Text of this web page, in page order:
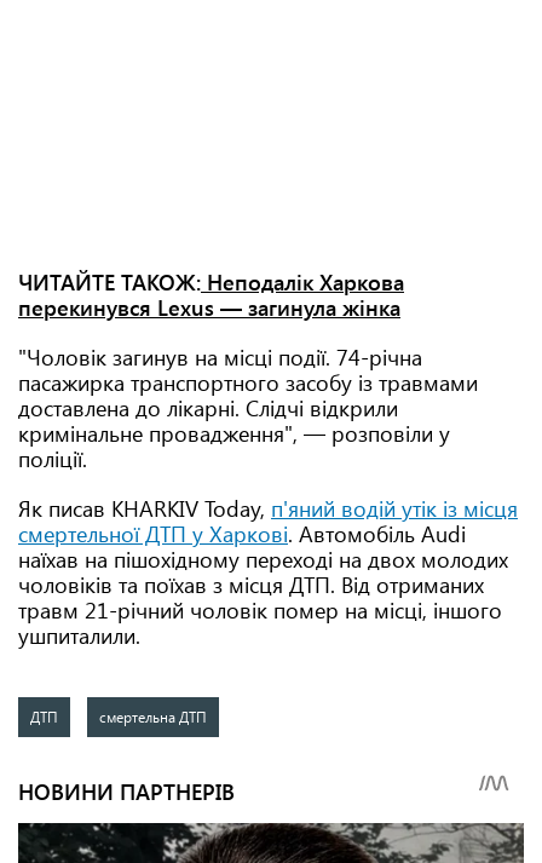
ЧИТАЙТЕ ТАКОЖ: Неподалік Харкова
перекинувся Lexus — загинула жінка
"Чоловік загинув на місці події. 74-річна
пасажирка транспортного засобу із травмами
доставлена до лікарні. Слідчі відкрили
кримінальне провадження", — розповіли у
поліції.
Як писав KHARKIV Today, п'яний водій утік із місця
смертельної ДТП у Харкові. Автомобіль Audi
наїхав на пішохідному переході на двох молодих
чоловіків та поїхав з місця ДТП. Від отриманих
травм 21-річний чоловік помер на місці, іншого
ушпиталили.
ДТП смертельна ДТП